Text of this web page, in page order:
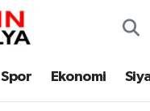
Spor Ekonomi